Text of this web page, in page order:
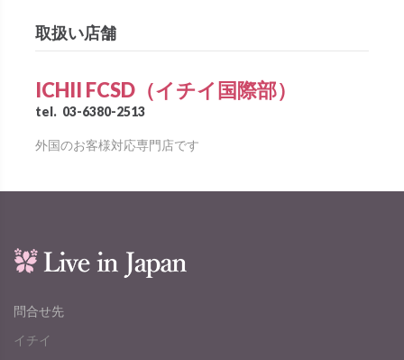
取扱い店舗
ICHII FCSD（イチイ国際部）
tel. 03-6380-2513
外国のお客様対応専門店です
問合せ先
イチイ